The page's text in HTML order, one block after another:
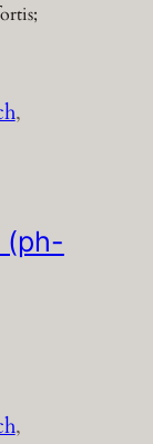
(ph-